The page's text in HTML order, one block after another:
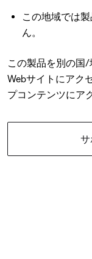
この地域では
ん。
この製品を別の国
Webサイトにアク
プコンテンツにア